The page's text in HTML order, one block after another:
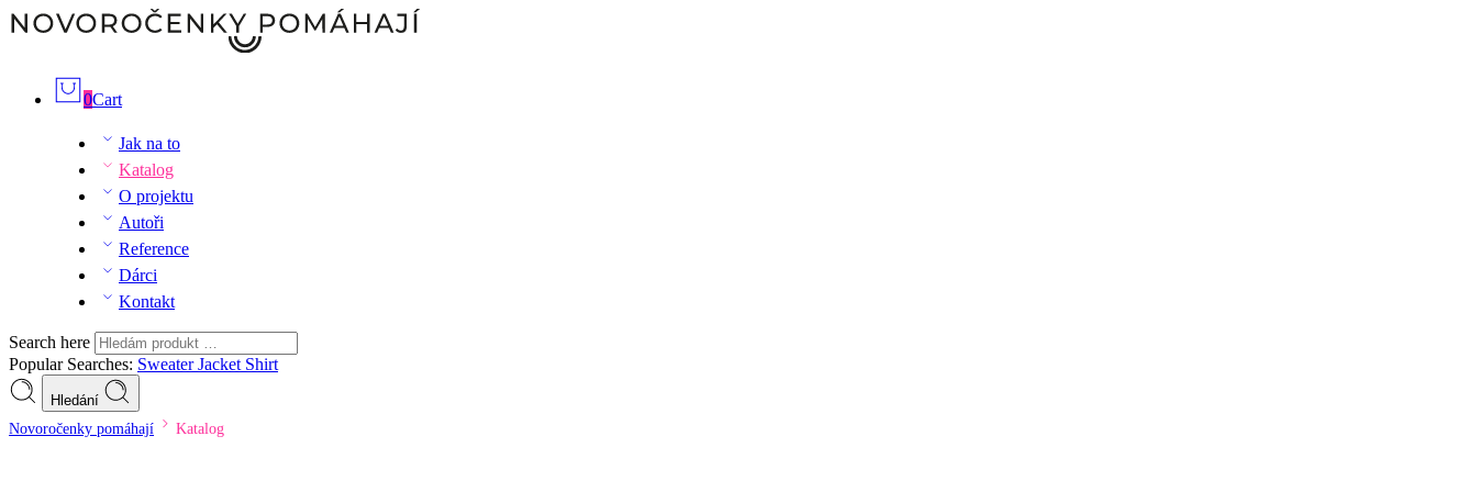
0Cart
Jak na to
Katalog
O projektu
Autoři
Reference
Dárci
Kontakt
Search here
Popular Searches: SweaterJacket Shirt
Hledání
Novoročenky pomáhají Katalog